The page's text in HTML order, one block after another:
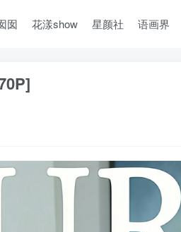
囡 花漾show 星颜社 语画界